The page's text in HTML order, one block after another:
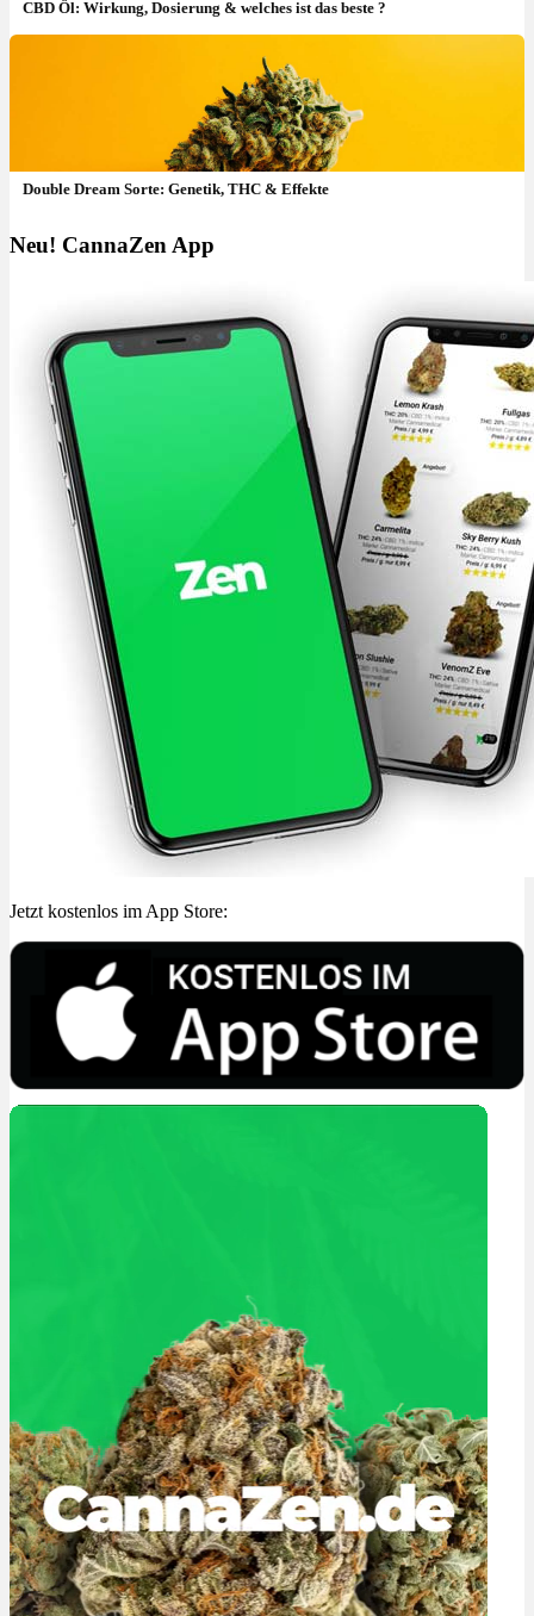
CBD Öl: Wirkung, Dosierung & welches ist das beste ?
Double Dream Sorte: Genetik, THC & Effekte
Neu! CannaZen App
Jetzt kostenlos im App Store: